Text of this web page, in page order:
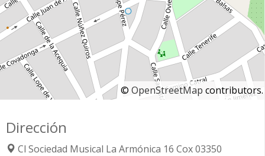
© OpenStreetMap contributors.
Dirección
Cl Sociedad Musical La Armónica 16 Cox03350